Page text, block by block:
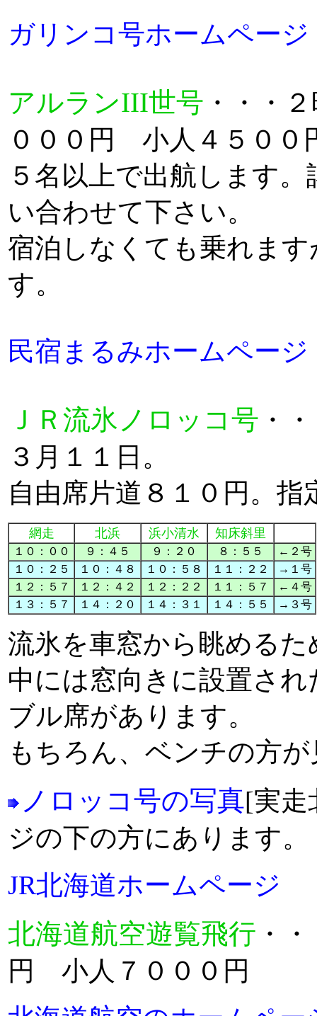
ガリンコ号ホームページ
アルランIII世号 ・・・
０００円 小人４５００
５名以上で出航します
い合わせて下さい。
宿泊しなくても乗れま
す。
民宿まるみホームページ
ＪＲ流氷ノロッコ号 ・
３月１１日。
自由席片道８１０円。
網走 北浜 浜小清水 知床斜里
１０：００ ９：４５ ９：２０ ８：５５
←２号
１０：２５
１０：４８ １０：５８ １１：２２
→１号
１２：５７
１２：４２ １２：２２ １１：５７
←４号
１３：５７
１４：２０ １４：３１ １４：５５ →３号
流氷を車窓から眺める
中には窓向きに設置さ
ブル席があります。
もちろん、ベンチの方
ノロッコ号の写真[実走
ジの下の方にあります。
JR北海道ホームページ
北海道航空遊覧飛行 ・
円 小人７０００円